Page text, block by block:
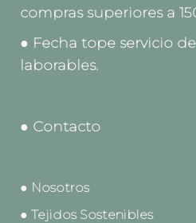
compras superiores a
● Fecha tope servicio
laborables.
● Contacto
● Nosotros
● Tejidos Sostenibles